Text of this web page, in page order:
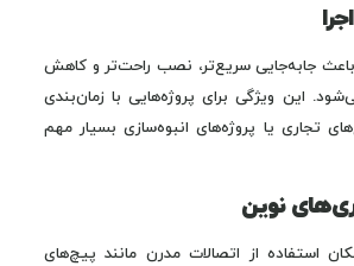
جابه‌جایی سریع‌تر، نصب راحت‌تر و کاهش
این ویژگی برای پروژه‌هایی با زمان‌بندی
تجاری یا پروژه‌های انبوه‌سازی بسیار مهم
نوین
استفاده از اتصالات مدرن مانند پیچ‌های